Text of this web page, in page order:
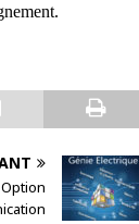
nement.